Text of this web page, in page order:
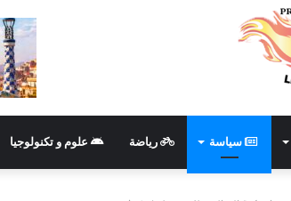
سياسة رياضة علوم و تكنولوجيا